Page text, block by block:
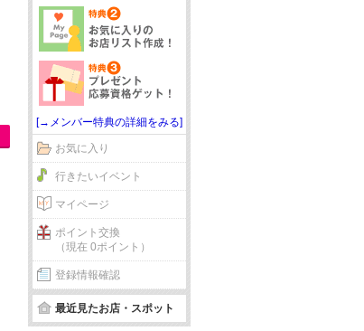
[→メンバー特典の詳細をみる]
お気に入り
行きたいイベント
マイページ
ポイント交換
（現在 0ポイント）
登録情報確認
最近見たお店・スポット